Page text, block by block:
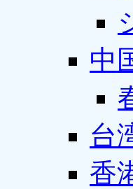
中
台
香